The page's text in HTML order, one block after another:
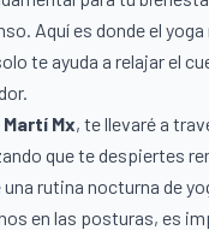
Aquí es donde el
te ayuda a relajar el
Martí Mx, te llevaré a
que te despiertes
rutina nocturna de
en las posturas, es